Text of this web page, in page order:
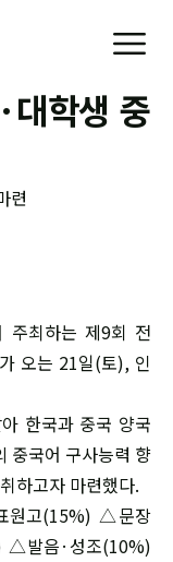
대학생 중
련
주최하는 제9회 전
오는 21일(토), 인
한국과 중국 양국
중국어 구사능력 향
하고자 마련했다.
원고(15%) △문장
발음·성조(10%)